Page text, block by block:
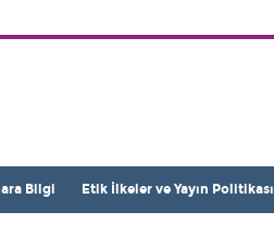
Bilgi Etik İlkeler ve Yayın Politikası